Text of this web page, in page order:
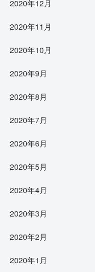
2020年12月
2020年11月
2020年10月
2020年9月
2020年8月
2020年7月
2020年6月
2020年5月
2020年4月
2020年3月
2020年2月
2020年1月